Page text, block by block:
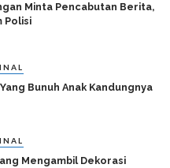
Minta Pencabutan Berita,
Polisi
Bunuh Anak Kandungnya
Mengambil Dekorasi